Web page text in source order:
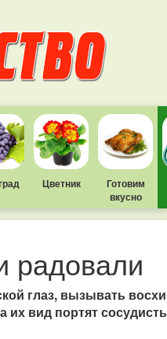
Цветник
Готовим
вкусно
радовали
глаз, вызывать
их вид портят